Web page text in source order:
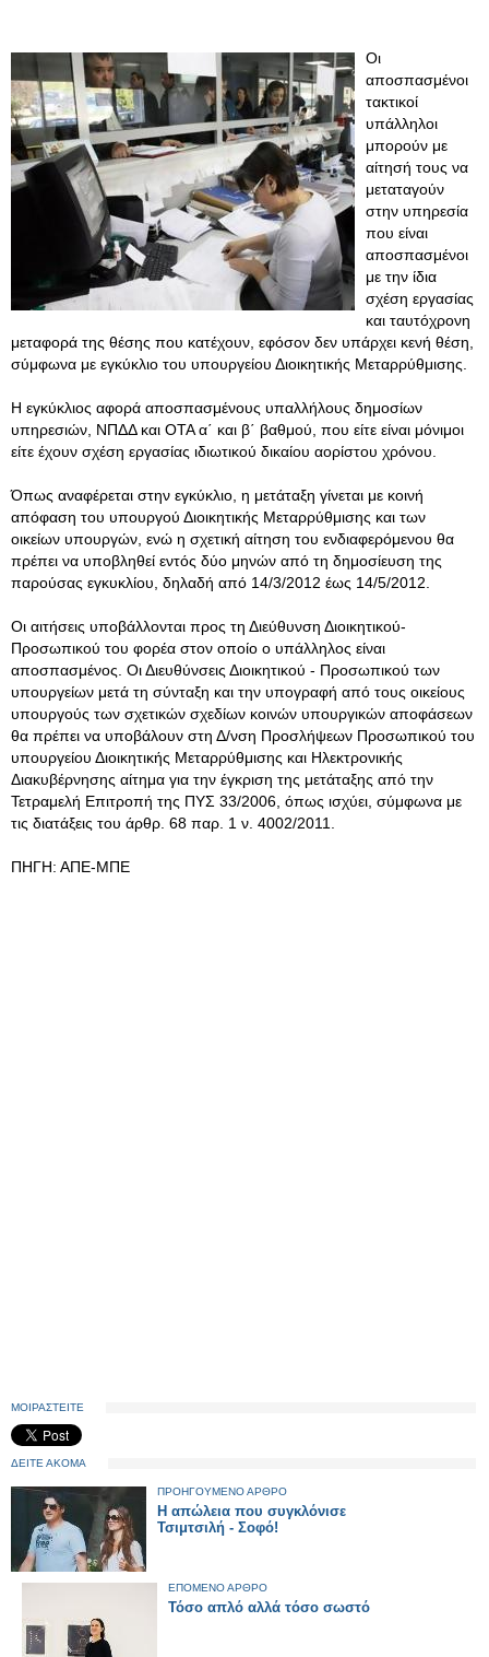
Οι
αποσπασμένοι
τακτικοί
υπάλληλοι
μπορούν με
αίτησή τους να
μεταταγούν
στην υπηρεσία
που είναι
αποσπασμένοι
με την ίδια
σχέση εργασίας
και ταυτόχρονη
μεταφορά της θέσης που κατέχουν, εφόσον δεν υπάρχει κενή θέση,
σύμφωνα με εγκύκλιο του υπουργείου Διοικητικής Μεταρρύθμισης.
Η εγκύκλιος αφορά αποσπασμένους υπαλλήλους δημοσίων
υπηρεσιών, ΝΠΔΔ και ΟΤΑ α΄ και β΄ βαθμού, που είτε είναι μόνιμοι
είτε έχουν σχέση εργασίας ιδιωτικού δικαίου αορίστου χρόνου.
Όπως αναφέρεται στην εγκύκλιο, η μετάταξη γίνεται με κοινή
απόφαση του υπουργού Διοικητικής Μεταρρύθμισης και των
οικείων υπουργών, ενώ η σχετική αίτηση του ενδιαφερόμενου θα
πρέπει να υποβληθεί εντός δύο μηνών από τη δημοσίευση της
παρούσας εγκυκλίου, δηλαδή από 14/3/2012 έως 14/5/2012.
Οι αιτήσεις υποβάλλονται προς τη Διεύθυνση Διοικητικού-
Προσωπικού του φορέα στον οποίο ο υπάλληλος είναι
αποσπασμένος. Οι Διευθύνσεις Διοικητικού - Προσωπικού των
υπουργείων μετά τη σύνταξη και την υπογραφή από τους οικείους
υπουργούς των σχετικών σχεδίων κοινών υπουργικών αποφάσεων
θα πρέπει να υποβάλουν στη Δ/νση Προσλήψεων Προσωπικού του
υπουργείου Διοικητικής Μεταρρύθμισης και Ηλεκτρονικής
Διακυβέρνησης αίτημα για την έγκριση της μετάταξης από την
Τετραμελή Επιτροπή της ΠΥΣ 33/2006, όπως ισχύει, σύμφωνα με
τις διατάξεις του άρθρ. 68 παρ. 1 ν. 4002/2011.
ΠΗΓΗ: ΑΠΕ-ΜΠΕ
ΜΟΙΡΑΣΤΕΙΤΕ
ΔΕΙΤΕ ΑΚΟΜΑ
ΠΡΟΗΓΟΥΜΕΝΟ ΑΡΘΡΟ
Η απώλεια που συγκλόνισε
Τσιμτσιλή - Σοφό!
ΕΠΟΜΕΝΟ ΑΡΘΡΟ
Τόσο απλό αλλά τόσο σωστό